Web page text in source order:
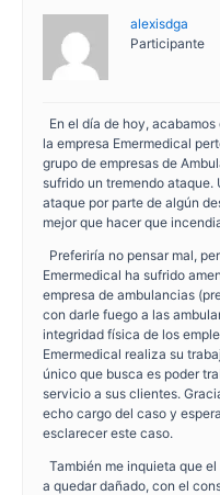
alexisdga
Participante
En el día de hoy,
la empresa Emermedical
grupo de empresas de
sufrido un tremendo ataque.
ataque por parte de algún
mejor que hacer que
Preferiría no pensar mal,
Emermedical ha sufrido
empresa de ambulancias
con darle fuego a las
integridad física de los
Emermedical realiza su
único que busca es poder
servicio a sus clientes.
echo cargo del caso y
esclarecer este caso.
También me inquieta que
a quedar dañado, con el